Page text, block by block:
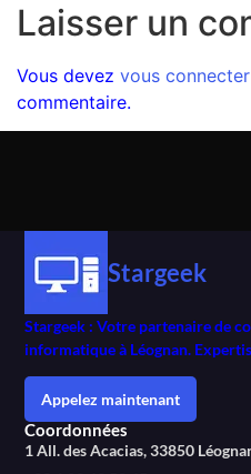
Laisser un
Vous devez vous connecter
commentaire.
Stargeek
Stargeek : Votre partenaire de
informatique à Léognan.
Appelez maintenant
Coordonnées
1 All. des Acacias, 33850